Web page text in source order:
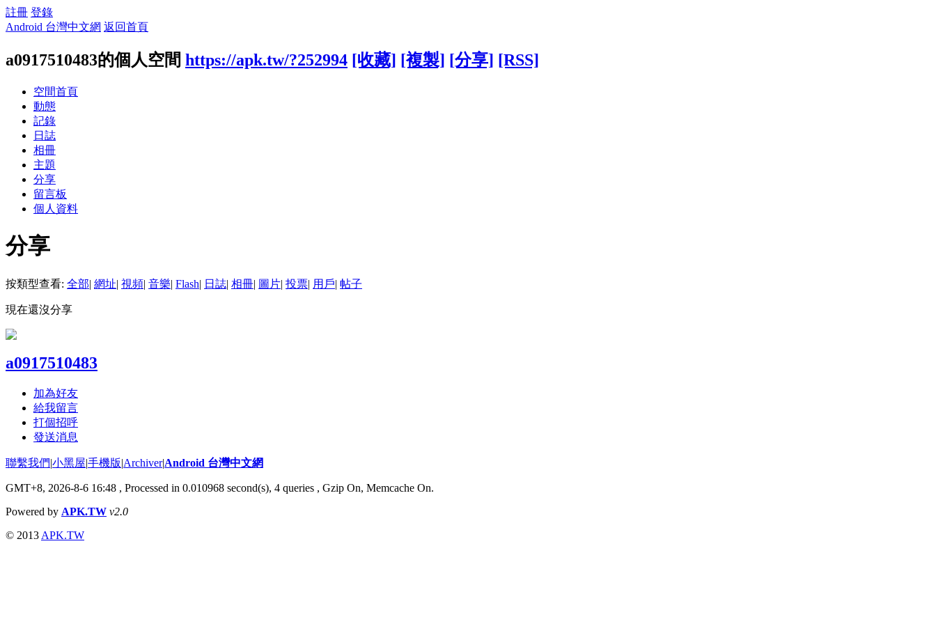
註冊 登錄
Android 台灣中文網 返回首頁
a0917510483的個人空間 https://apk.tw/?252994 [收藏] [複製] [分享] [RSS]
空間首頁
動態
記錄
日誌
相冊
主題
分享
留言板
個人資料
分享
按類型查看: 全部| 網址| 視頻| 音樂| Flash| 日誌| 相冊| 圖片| 投票| 用戶| 帖子
現在還沒分享
a0917510483
加為好友
給我留言
打個招呼
發送消息
聯繫我們|小黑屋|手機版|Archiver|Android 台灣中文網
GMT+8, 2026-8-6 16:48 , Processed in 0.010968 second(s), 4 queries , Gzip On, Memcache On.
Powered by APK.TW v2.0
© 2013 APK.TW